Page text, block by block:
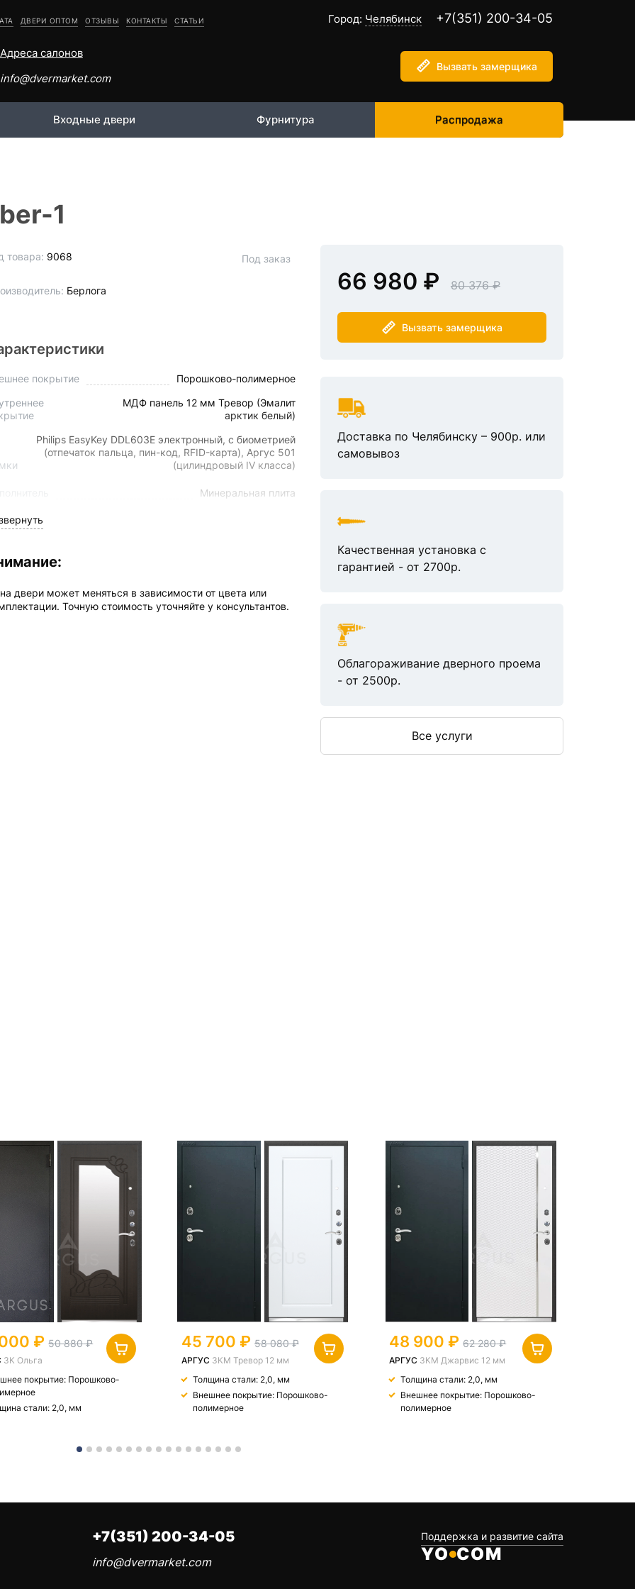
ДВЕРИ ОПТОМ ОТЗЫВЫ КОНТАКТЫ СТАТЬИ Город: Челябинск +7(351) 200-34-05
Адреса салонов
info@dvermarket.com
Вызвать замерщика
Входные двери Фурнитура Распродажа
1
товара: 9068
Берлога
Под заказ
покрытие
Порошково-полимерное
МДФ панель 12 мм Тревор (Эмалит
арктик белый)
Philips EasyKey DDL603E электронный, с биометрией
(отпечаток пальца, пин-код, RFID-карта), Аргус 501
(цилиндровый IV класса)
Минеральная плита
открывания 180
двери может меняться в зависимости от цвета или
Точную стоимость уточняйте у консультантов.
66 980 80 376
Вызвать замерщика
Доставка по Челябинску – 900р. или
самовывоз
Качественная установка с
гарантией - от 2700р.
Облагораживание дверного проема
- от 2500р.
Все услуги
50 880
3К Ольга
покрытие: Порошково-
стали: 2,0, мм
45 700 58 080
АРГУС 3КМ Тревор 12 мм
Толщина стали: 2,0, мм
Внешнее покрытие: Порошково-
полимерное
48 900 62 280
АРГУС 3КМ Джарвис 12 мм
Толщина стали: 2,0, мм
Внешнее покрытие: Порошково-
полимерное
+7(351) 200-34-05
info@dvermarket.com
Поддержка и развитие сайта
YO COM